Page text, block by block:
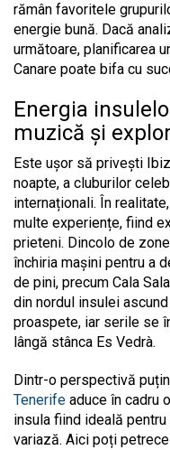
rămân favoritele
energie bună. Dacă
următoare, planificarea
Canare poate bifa cu
Energia
muzică și
Este ușor să privești
noapte, a cluburilor
internaționali. În
multe experiențe, fiind
prieteni. Dincolo de
închiria mașini pentru a
de pini, precum Cala
din nordul insulei
proaspete, iar serile se
lângă stânca Es Vedrà.
Dintr-o perspectivă
Tenerife aduce în cadru
insula fiind ideală
variază. Aici poți